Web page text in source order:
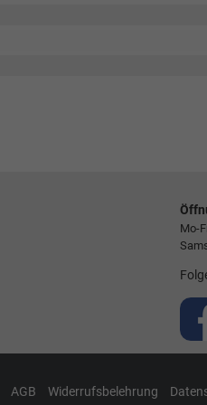
Mo-
AGB Widerrufsbelehrung